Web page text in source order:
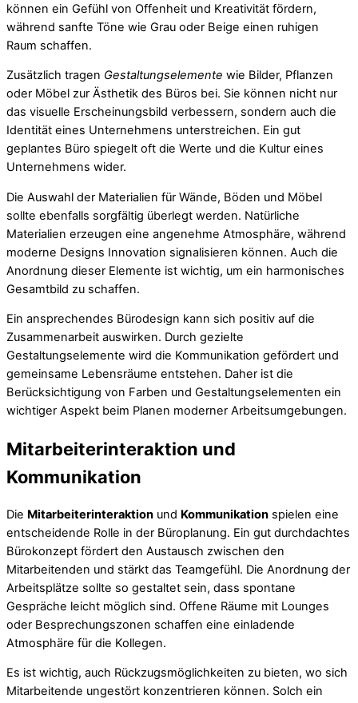
können ein Gefühl von Offenheit und Kreativität fördern,
während sanfte Töne wie Grau oder Beige einen ruhigen
Raum schaffen.
Zusätzlich tragen Gestaltungselemente wie Bilder, Pflanzen
oder Möbel zur Ästhetik des Büros bei. Sie können nicht nur
das visuelle Erscheinungsbild verbessern, sondern auch die
Identität eines Unternehmens unterstreichen. Ein gut
geplantes Büro spiegelt oft die Werte und die Kultur eines
Unternehmens wider.
Die Auswahl der Materialien für Wände, Böden und Möbel
sollte ebenfalls sorgfältig überlegt werden. Natürliche
Materialien erzeugen eine angenehme Atmosphäre, während
moderne Designs Innovation signalisieren können. Auch die
Anordnung dieser Elemente ist wichtig, um ein harmonisches
Gesamtbild zu schaffen.
Ein ansprechendes Bürodesign kann sich positiv auf die
Zusammenarbeit auswirken. Durch gezielte
Gestaltungselemente wird die Kommunikation gefördert und
gemeinsame Lebensräume entstehen. Daher ist die
Berücksichtigung von Farben und Gestaltungselementen ein
wichtiger Aspekt beim Planen moderner Arbeitsumgebungen.
Mitarbeiterinteraktion und
Kommunikation
Die Mitarbeiterinteraktion und Kommunikation spielen eine
entscheidende Rolle in der Büroplanung. Ein gut durchdachtes
Bürokonzept fördert den Austausch zwischen den
Mitarbeitenden und stärkt das Teamgefühl. Die Anordnung der
Arbeitsplätze sollte so gestaltet sein, dass spontane
Gespräche leicht möglich sind. Offene Räume mit Lounges
oder Besprechungszonen schaffen eine einladende
Atmosphäre für die Kollegen.
Es ist wichtig, auch Rückzugsmöglichkeiten zu bieten, wo sich
Mitarbeitende ungestört konzentrieren können. Solch ein